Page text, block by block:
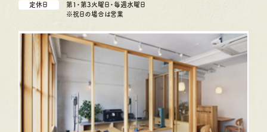
定休日
第1・第3火曜日・毎週水曜日
※祝日の場合は営業